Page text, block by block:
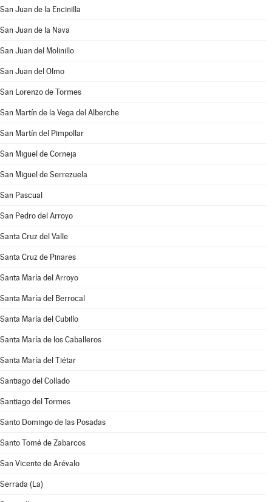
San Juan de la Encinilla
San Juan de la Nava
San Juan del Molinillo
San Juan del Olmo
San Lorenzo de Tormes
San Martín de la Vega del Alberche
San Martín del Pimpollar
San Miguel de Corneja
San Miguel de Serrezuela
San Pascual
San Pedro del Arroyo
Santa Cruz del Valle
Santa Cruz de Pinares
Santa María del Arroyo
Santa María del Berrocal
Santa María del Cubillo
Santa María de los Caballeros
Santa María del Tiétar
Santiago del Collado
Santiago del Tormes
Santo Domingo de las Posadas
Santo Tomé de Zabarcos
San Vicente de Arévalo
Serrada (La)